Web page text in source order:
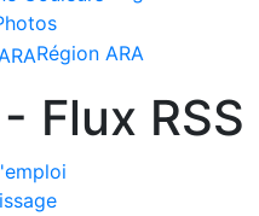
Région ARA
Flux RSS